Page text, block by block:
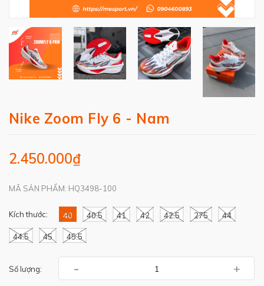
Nike Zoom Fly 6 - Nam
2.450.000₫
MÃ SẢN PHẨM: HQ3498-100
Kích thước: 40 40.5 41 42 42.5 275 44
44.5 45 45.5
Số lượng: - +